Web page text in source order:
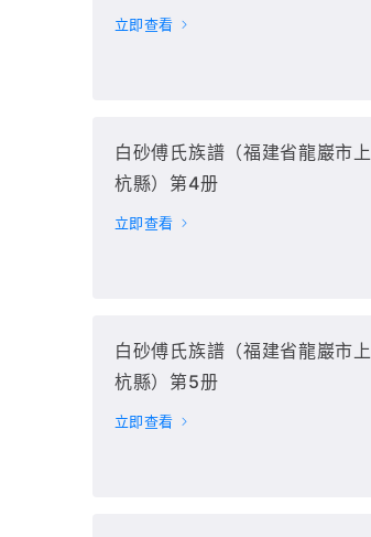
立即查看
白砂傅氏族譜（福建省龍巖市上
杭縣）第4册
立即查看
白砂傅氏族譜（福建省龍巖市上
杭縣）第5册
立即查看